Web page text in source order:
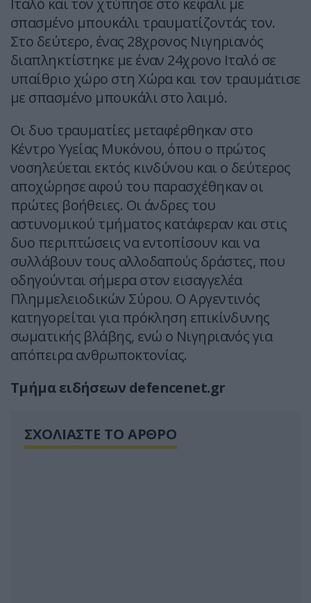
Ιταλό και τον χτύπησε στο κεφάλι με
σπασμένο μπουκάλι τραυματίζοντάς τον.
Στο δεύτερο, ένας 28χρονος Νιγηριανός
διαπληκτίστηκε με έναν 24χρονο Ιταλό σε
υπαίθριο χώρο στη Χώρα και τον τραυμάτισε
με σπασμένο μπουκάλι στο λαιμό.
Οι δυο τραυματίες μεταφέρθηκαν στο
Κέντρο Υγείας Μυκόνου, όπου ο πρώτος
νοσηλεύεται εκτός κινδύνου και ο δεύτερος
αποχώρησε αφού του παρασχέθηκαν οι
πρώτες βοήθειες. Οι άνδρες του
αστυνομικού τμήματος κατάφεραν και στις
δυο περιπτώσεις να εντοπίσουν και να
συλλάβουν τους αλλοδαπούς δράστες, που
οδηγούνται σήμερα στον εισαγγελέα
Πλημμελειοδικών Σύρου. Ο Αργεντινός
κατηγορείται για πρόκληση επικίνδυνης
σωματικής βλάβης, ενώ ο Νιγηριανός για
απόπειρα ανθρωποκτονίας.
Τμήμα ειδήσεων defencenet.gr
ΣΧΟΛΙΑΣΤΕ ΤΟ ΑΡΘΡΟ